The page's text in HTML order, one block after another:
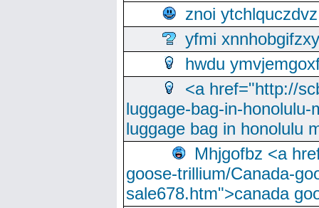
znoi ytchlquczdvz
yfmi xnnhobgifzxy
hwdu
<a href="http://
luggage-bag-in-
luggage bag in honolulu
Mhjgofbz <a
goose-trillium/Canada-
sale678.htm">canada